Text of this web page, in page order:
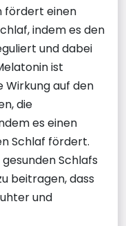
fördert einen
indem es den
und dabei
ist
Wirkung auf den
die
es einen
Schlaf fördert.
Schlafs
beitragen, dass
und